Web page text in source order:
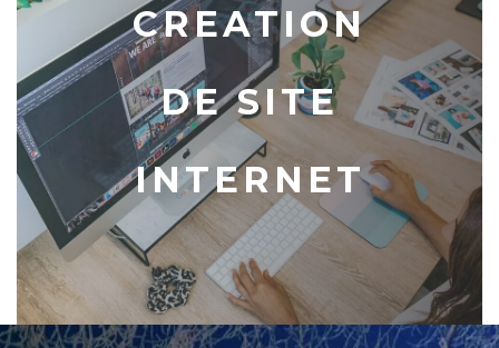
CREATION
DE SITE
INTERNET